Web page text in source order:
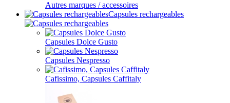
Autres marques / accessoires
Capsules rechargeables
Capsules Dolce Gusto
Capsules Nespresso
Cafissimo, Capsules Caffitaly